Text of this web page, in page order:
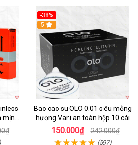
mịn
-38%
5
Bao cao su OLO 0.01 siêu mỏng
hương Vani an toàn hộp 10 cái
150.000₫ 242.000₫
(597)